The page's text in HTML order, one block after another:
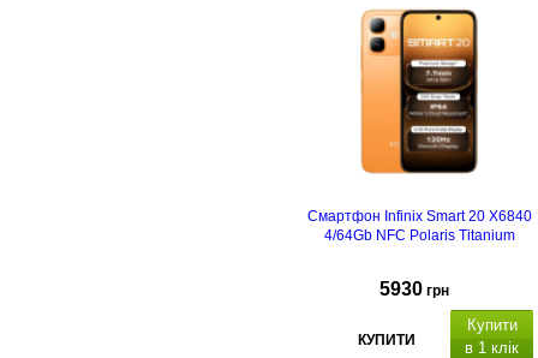
Смартфон Infinix Smart 20 X6840
4/64Gb NFC Polaris Titanium
5930 грн
КУПИТИ
Купити
в 1 клік